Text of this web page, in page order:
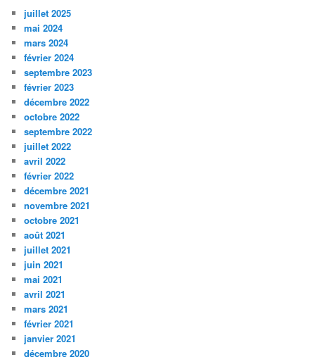
juillet 2025
mai 2024
mars 2024
février 2024
septembre 2023
février 2023
décembre 2022
octobre 2022
septembre 2022
juillet 2022
avril 2022
février 2022
décembre 2021
novembre 2021
octobre 2021
août 2021
juillet 2021
juin 2021
mai 2021
avril 2021
mars 2021
février 2021
janvier 2021
décembre 2020